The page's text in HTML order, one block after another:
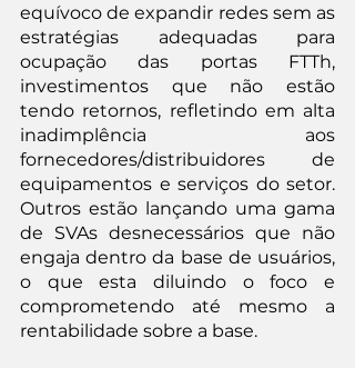
equívoco de expandir redes sem as
estratégias adequadas para
ocupação das portas FTTh,
investimentos que não estão
tendo retornos, refletindo em alta
inadimplência aos
fornecedores/distribuidores de
equipamentos e serviços do setor.
Outros estão lançando uma gama
de SVAs desnecessários que não
engaja dentro da base de usuários,
o que esta diluindo o foco e
comprometendo até mesmo a
rentabilidade sobre a base.